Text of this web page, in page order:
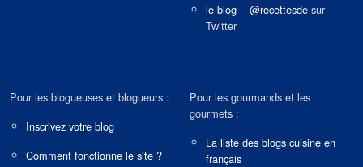
le blog -- @recettesde sur
Twitter
Pour les blogueuses et blogueurs :
Inscrivez votre blog
Comment fonctionne le site ?
Pour les gourmands et les
gourmets :
La liste des blogs cuisine en
français